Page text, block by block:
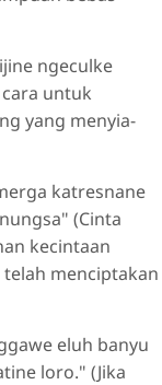
ngeculke
untuk
yang menyia-
katresnane
(Cinta
kecintaan
telah menciptakan
eluh banyu
loro." (Jika